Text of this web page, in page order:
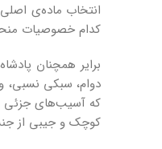
انتخاب ماده‌ی
کدام خصوصیات
برایر همچنان
دوام، سبکی نسبی،
که آسیب‌های جزئی
کوچک و جیبی از